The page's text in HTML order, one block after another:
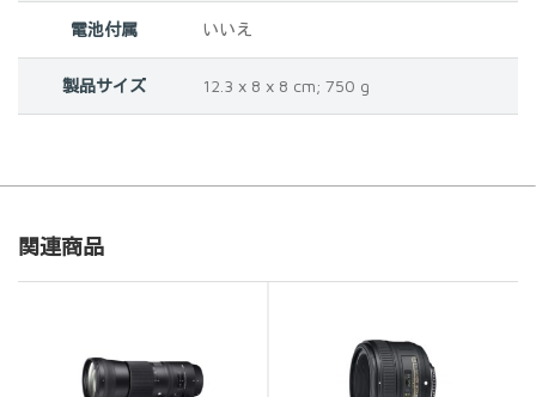
電池付属 ‎‎‎‎いいえ
製品サイズ ‎‎‎12.3 x 8 x 8 cm; 750 g
関連商品